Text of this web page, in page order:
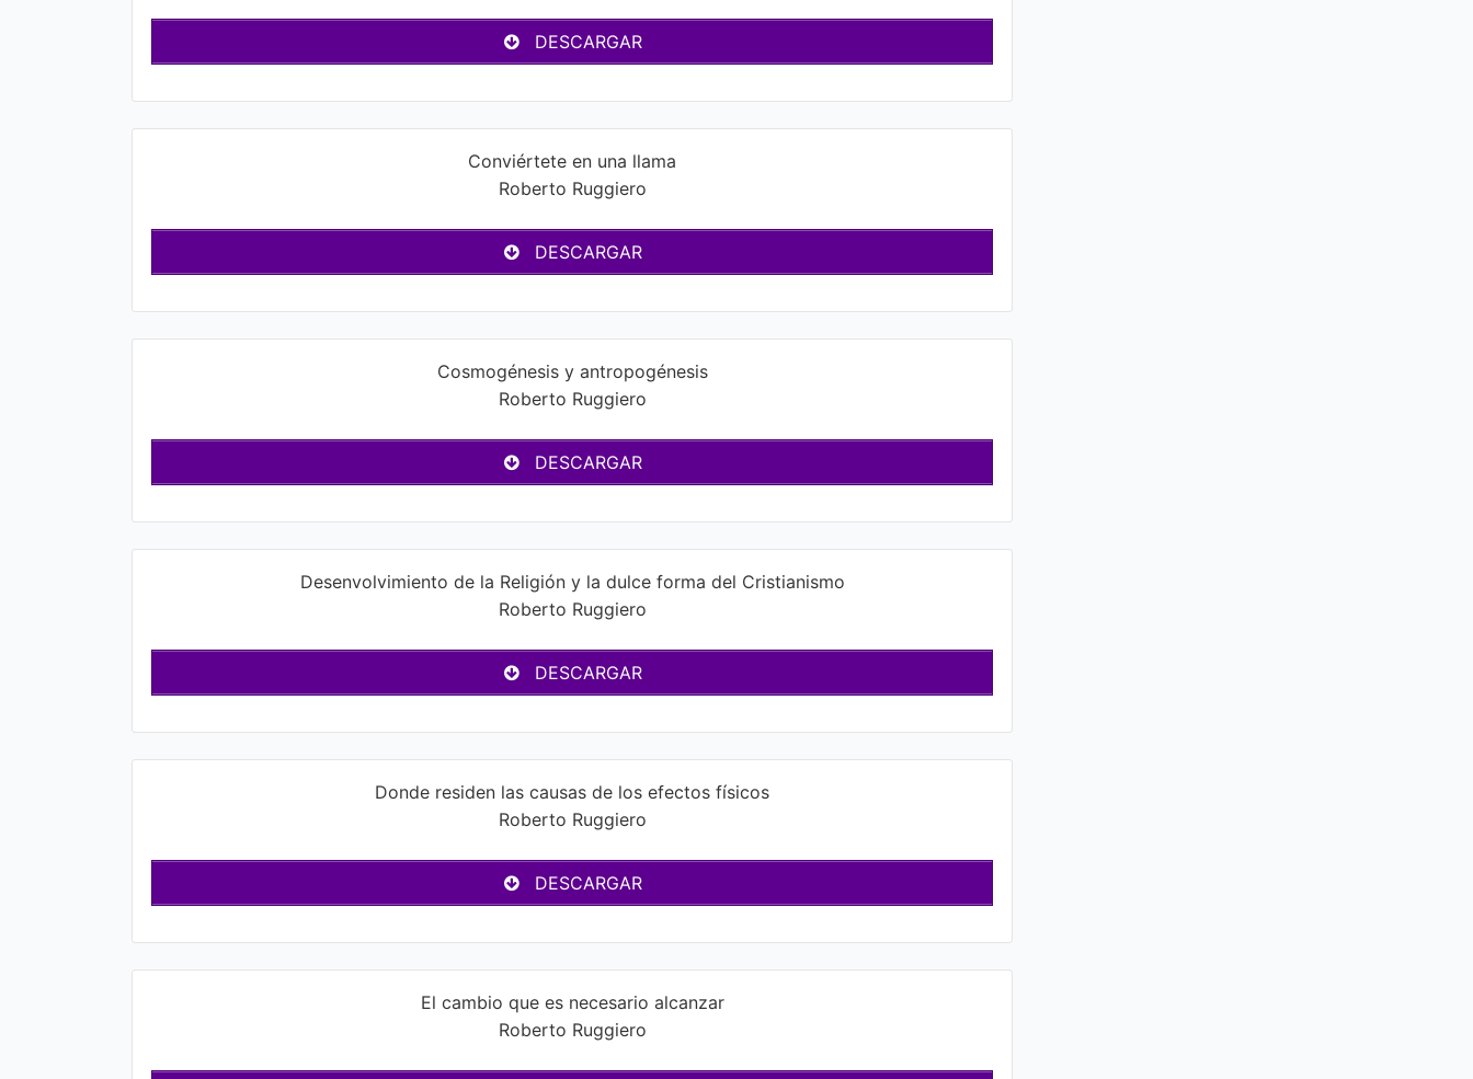
DESCARGAR
Conviértete en una llama
Roberto Ruggiero
DESCARGAR
Cosmogénesis y antropogénesis
Roberto Ruggiero
DESCARGAR
Desenvolvimiento de la Religión y la dulce forma del Cristianismo
Roberto Ruggiero
DESCARGAR
Donde residen las causas de los efectos físicos
Roberto Ruggiero
DESCARGAR
El cambio que es necesario alcanzar
Roberto Ruggiero